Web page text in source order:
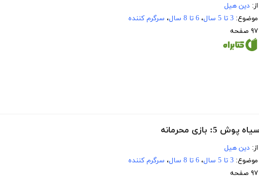
از: دین هیل
موضوع: 3 تا 5 سال ، 6 تا 8 سال ، سرگرم کننده
۹۷ صفحه
بازی محرمانه
از: دین هیل
موضوع: 3 تا 5 سال ، 6 تا 8 سال ، سرگرم کننده
۹۷ صفحه